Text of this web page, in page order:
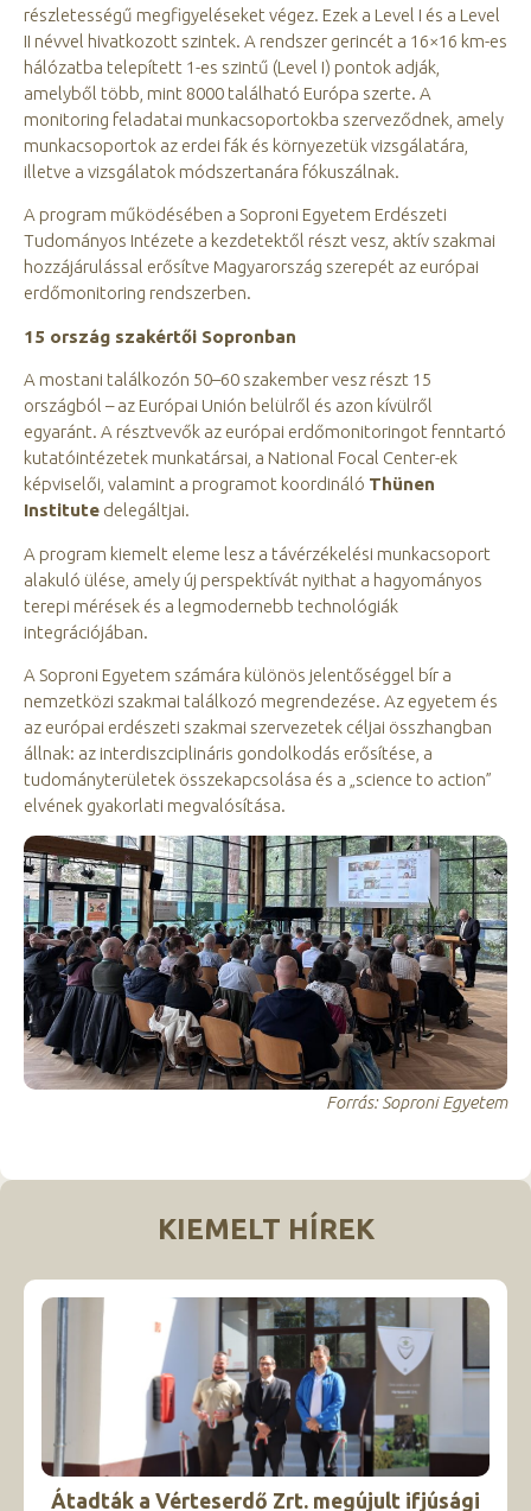
részletességű megfigyeléseket végez. Ezek a Level I és a Level
II névvel hivatkozott szintek. A rendszer gerincét a 16×16 km-es
hálózatba telepített 1-es szintű (Level I) pontok adják,
amelyből több, mint 8000 található Európa szerte. A
monitoring feladatai munkacsoportokba szerveződnek, amely
munkacsoportok az erdei fák és környezetük vizsgálatára,
illetve a vizsgálatok módszertanára fókuszálnak.
A program működésében a Soproni Egyetem Erdészeti
Tudományos Intézete a kezdetektől részt vesz, aktív szakmai
hozzájárulással erősítve Magyarország szerepét az európai
erdőmonitoring rendszerben.
15 ország szakértői Sopronban
A mostani találkozón 50–60 szakember vesz részt 15
országból – az Európai Unión belülről és azon kívülről
egyaránt. A résztvevők az európai erdőmonitoringot fenntartó
kutatóintézetek munkatársai, a National Focal Center-ek
képviselői, valamint a programot koordináló Thünen
Institute delegáltjai.
A program kiemelt eleme lesz a távérzékelési munkacsoport
alakuló ülése, amely új perspektívát nyithat a hagyományos
terepi mérések és a legmodernebb technológiák
integrációjában.
A Soproni Egyetem számára különös jelentőséggel bír a
nemzetközi szakmai találkozó megrendezése. Az egyetem és
az európai erdészeti szakmai szervezetek céljai összhangban
állnak: az interdiszciplináris gondolkodás erősítése, a
tudományterületek összekapcsolása és a „science to action”
elvének gyakorlati megvalósítása.
Forrás: Soproni Egyetem
KIEMELT HÍREK
Átadták a Vérteserdő Zrt. megújult ifjúsági